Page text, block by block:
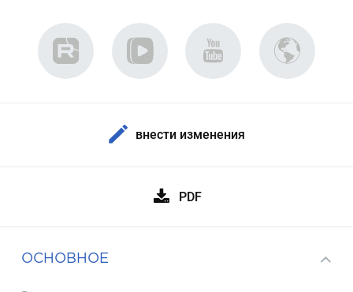
внести изменения
PDF
ОСНОВНОЕ